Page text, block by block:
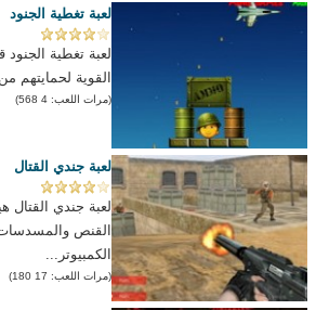
لعبة تغطية الجنود
لعبة تغطية الجنود
القوية لحمايتهم
(مرات اللعب: 4 568)
لعبة جندي القتال
لعبة جندي القتال
القنص
الكمبيوتر...
(مرات اللعب: 17 180)